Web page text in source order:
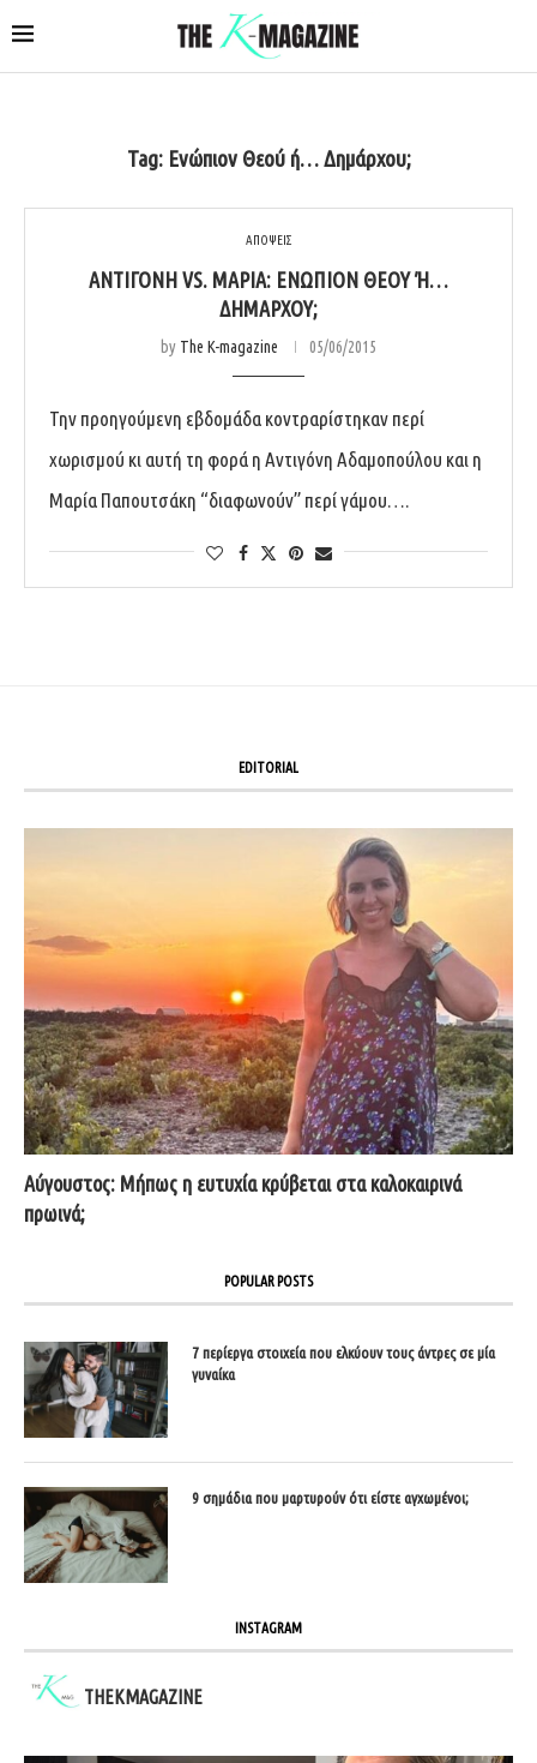
Tag: Ενώπιον Θεού ή… Δημάρχου;
ΑΠΟΨΕΙΣ
ΑΝΤΙΓΌΝΗ VS. ΜΑΡΊΑ: ΕΝΏΠΙΟΝ ΘΕΟΎ Ή… Δ
ΗΜΆΡΧΟΥ;
by The K-magazine 05/06/2015
Την προηγούμενη εβδομάδα κοντραρίστηκαν περί
χωρισμού κι αυτή τη φορά η Αντιγόνη Αδαμοπούλου και η
Μαρία Παπουτσάκη “διαφωνούν” περί γάμου….
EDITORIAL
Αύγουστος: Μήπως η ευτυχία κρύβεται στα καλοκαιρινά
πρωινά;
POPULAR POSTS
7 περίεργα στοιχεία που ελκύουν τους άντρες σε μία
γυναίκα
9 σημάδια που μαρτυρούν ότι είστε αγχωμένοι;
INSTAGRAM
THEKMAGAZINE